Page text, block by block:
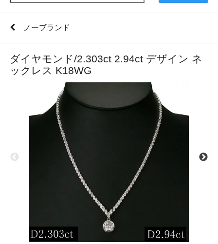
ノーブランド
ダイヤモンド/2.303ct 2.94ct デザイン ネ
ックレス K18WG